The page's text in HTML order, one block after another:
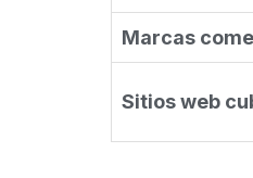
Marcas
Sitios web